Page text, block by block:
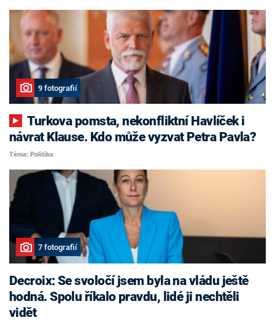
9 fotografií
Turkova pomsta, nekonfliktní Havlíček i
návrat Klause. Kdo může vyzvat Petra Pavla?
Téma: Politika
7 fotografií
Decroix: Se svoločí jsem byla na vládu ještě
hodná. Spolu říkalo pravdu, lidé ji nechtěli
vidět